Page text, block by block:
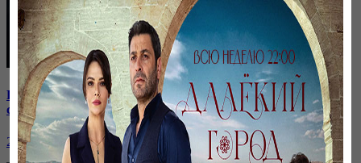
Бірнеше отбасын алдаған туристік фирма директоры
сотталып жатыр
26 января, 19:36